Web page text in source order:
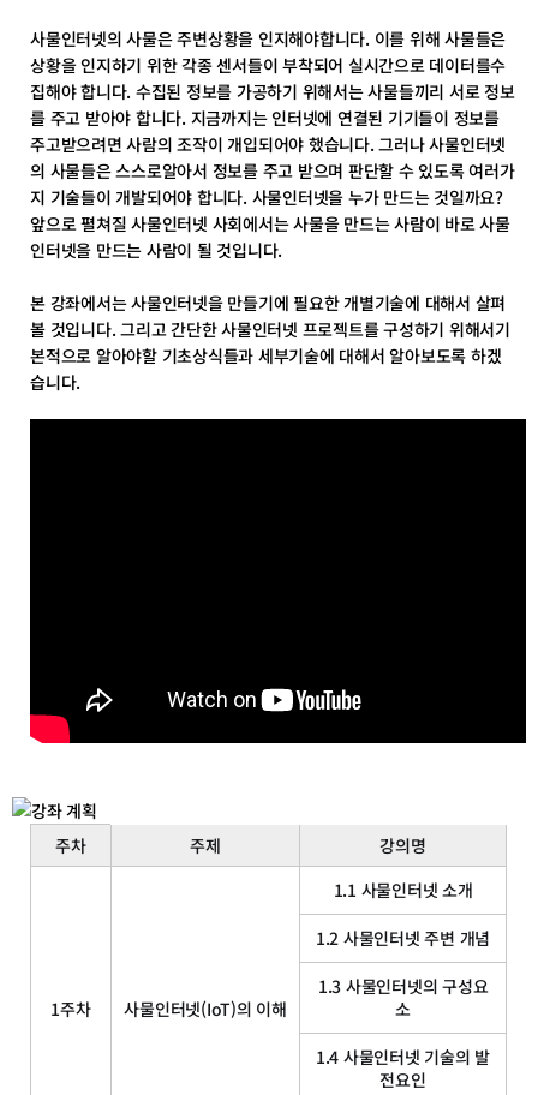
사물인터넷의 사물은 주변상황을 인지해야합니다. 이를 위해 사물들은
상황을 인지하기 위한 각종 센서들이 부착되어 실시간으로 데이터를수
집해야 합니다. 수집된 정보를 가공하기 위해서는 사물들끼리 서로 정보
를 주고 받아야 합니다. 지금까지는 인터넷에 연결된 기기들이 정보를
주고받으려면 사람의 조작이 개입되어야 했습니다. 그러나 사물인터넷
의 사물들은 스스로알아서 정보를 주고 받으며 판단할 수 있도록 여러가
지 기술들이 개발되어야 합니다. 사물인터넷을 누가 만드는 것일까요?
앞으로 펼쳐질 사물인터넷 사회에서는 사물을 만드는 사람이 바로 사물
인터넷을 만드는 사람이 될 것입니다.
본 강좌에서는 사물인터넷을 만들기에 필요한 개별기술에 대해서 살펴
볼 것입니다. 그리고 간단한 사물인터넷 프로젝트를 구성하기 위해서기
본적으로 알아야할 기초상식들과 세부기술에 대해서 알아보도록 하겠
습니다.
의
주차 주제 강의명
1주차 사물인터넷(IoT)의 이해
1.1 사물인터넷 소개
1.2 사물인터넷 주변 개념
1.3 사물인터넷의 구성요
소
1.4 사물인터넷 기술의 발
전요인